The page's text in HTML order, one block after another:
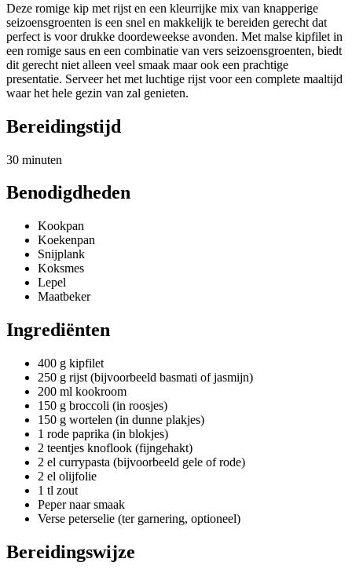
Deze romige kip met rijst en een kleurrijke mix van knapperige
seizoensgroenten is een snel en makkelijk te bereiden gerecht dat
perfect is voor drukke doordeweekse avonden. Met malse kipfilet in
een romige saus en een combinatie van vers seizoensgroenten, biedt
dit gerecht niet alleen veel smaak maar ook een prachtige
presentatie. Serveer het met luchtige rijst voor een complete maaltijd
waar het hele gezin van zal genieten.
Bereidingstijd
30 minuten
Benodigdheden
Kookpan
Koekenpan
Snijplank
Koksmes
Lepel
Maatbeker
Ingrediënten
400 g kipfilet
250 g rijst (bijvoorbeeld basmati of jasmijn)
200 ml kookroom
150 g broccoli (in roosjes)
150 g wortelen (in dunne plakjes)
1 rode paprika (in blokjes)
2 teentjes knoflook (fijngehakt)
2 el currypasta (bijvoorbeeld gele of rode)
2 el olijfolie
1 tl zout
Peper naar smaak
Verse peterselie (ter garnering, optioneel)
Bereidingswijze